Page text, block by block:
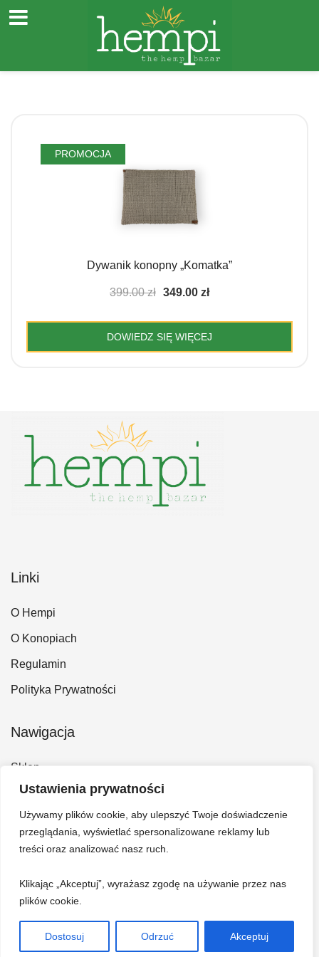
Ustawienia prywatności
Używamy plików cookie, aby ulepszyć Twoje doświadczenie
przeglądania, wyświetlać spersonalizowane reklamy lub
treści oraz analizować nasz ruch.
Klikając „Akceptuj”, wyrażasz zgodę na używanie przez nas
plików cookie.
Dostosuj Odrzuć Akceptuj
PROMOCJA
Dywanik konopny „Komatka”
399.00zł Pierwotna
399.00 zł.
349.00 złAktualna
DOWIEDZ SIĘ WIĘCEJ
Linki
O Hempi
O Konopiach
Regulamin
Polityka Prywatności
Nawigacja
Sklep
Kontakt
Konto
Koszyk
© 2026 Hempi - Bazar konopny. Wszelkie prawa